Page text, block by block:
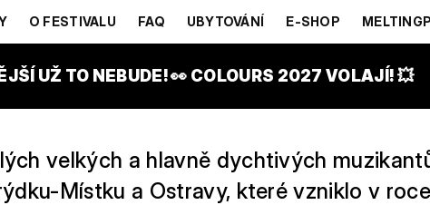
O FESTIVALU FAQ UBYTOVÁNÍ E-SHOP
UŽ TO NEBUDE! 👀 COLOURS 2027 VOLAJÍ! 💥
BAND
PARK
velkých a hlavně dychtivých
Místku a Ostravy, které vzniklo v